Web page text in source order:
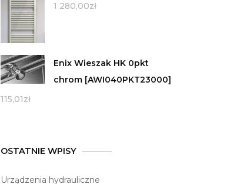
1 280,00zł
Enix Wieszak HK 0pkt
chrom [AWI040PKT23000]
115,01zł
OSTATNIE WPISY
Urządzenia hydrauliczne